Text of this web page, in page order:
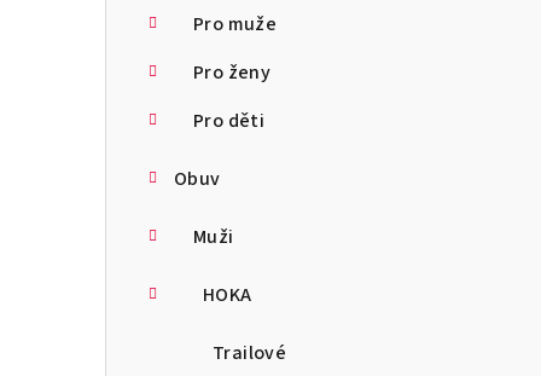
Pro muže
Pro ženy
Pro děti
Obuv
Muži
HOKA
Trailové